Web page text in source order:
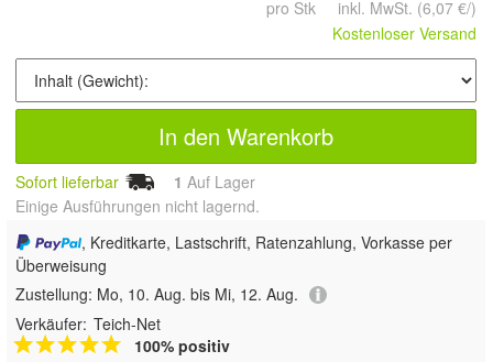
pro Stk inkl. MwSt. (6,07 €/)
Kostenloser Versand
In den Warenkorb
Sofort lieferbar 1 Auf Lager
Einige Ausführungen nicht lagernd.
, Kreditkarte, Lastschrift, Ratenzahlung, Vorkasse per
Überweisung
Zustellung: Mo, 10. Aug. bis Mi, 12. Aug.
Verkäufer: Teich-Net
100% positiv